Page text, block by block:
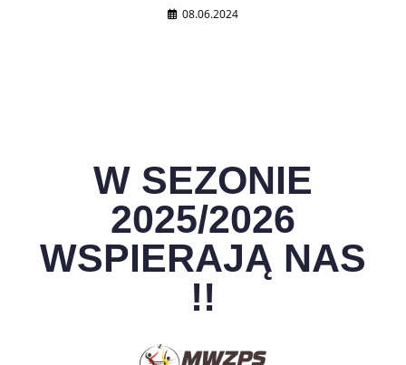
08.06.2024
W SEZONIE
2025/2026
WSPIERAJĄ NAS
!!